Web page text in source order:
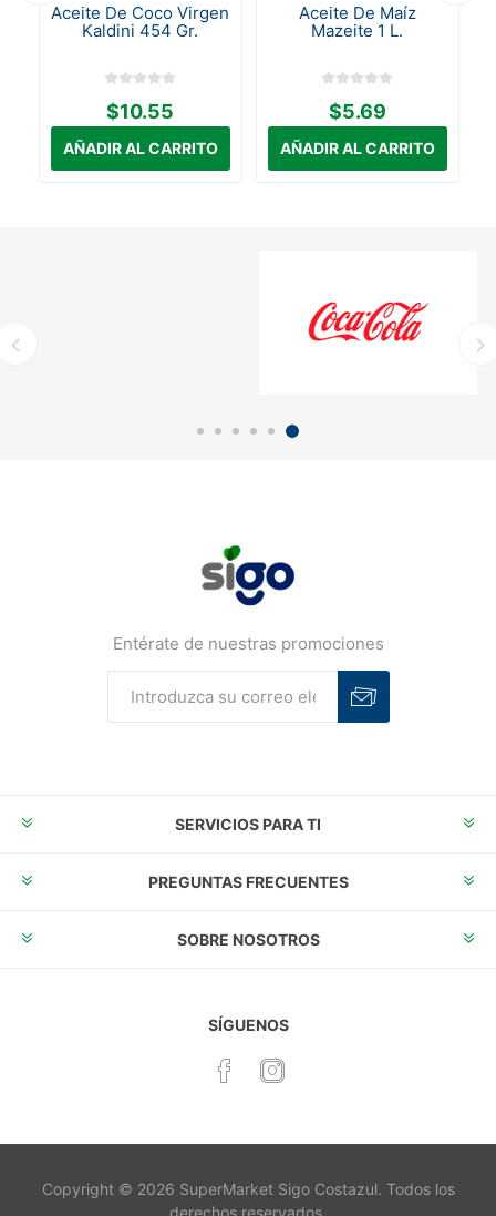
Aceite De Coco Virgen
Kaldini 454 Gr.
$10.55
Aceite De Maíz
Mazeite 1 L.
$5.69
Entérate de nuestras promociones
SERVICIOS PARA TI
PREGUNTAS FRECUENTES
SOBRE NOSOTROS
SÍGUENOS
Copyright © 2026 SuperMarket Sigo Costazul. Todos los
derechos reservados.